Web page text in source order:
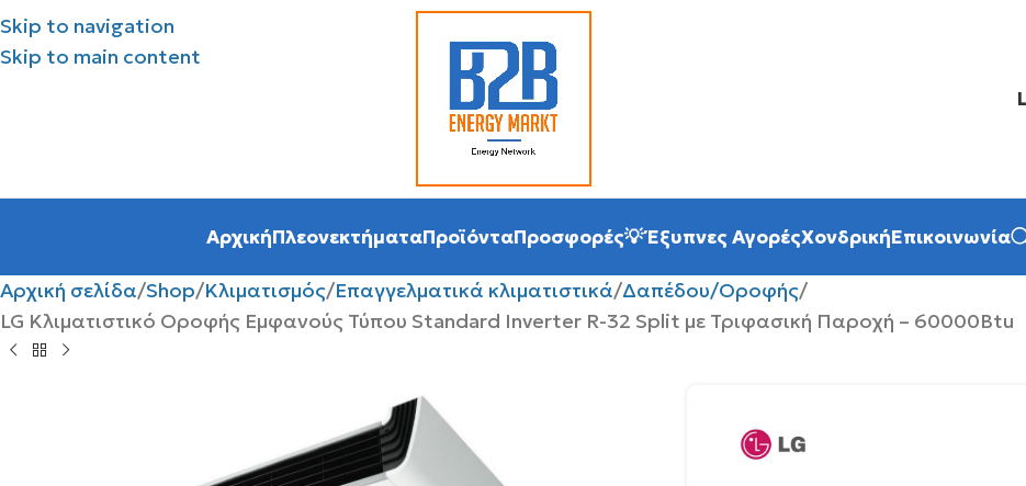
Skip to navigation
Skip to main content
ΑρχικήΠλεονεκτήματαΠροϊόνταΠροσφορές💡 Έξυπνες ΑγορέςΧονδρικήΕπικοινωνία
Αρχική σελίδα Shop Κλιματισμός Επαγγελματικά κλιματιστικά Δαπέδου/Οροφής
LG Κλιματιστικό Οροφής Εμφανούς Τύπου Standard Inverter R-32 Split με Τριφασική Παροχή – 60000Btu